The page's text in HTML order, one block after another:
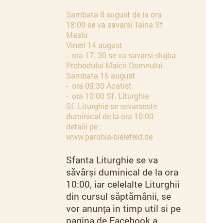
Sambata 8 sugust de la ora
18:00 se va savarsi Taina Sf
Maslu
Vineri 14 august
- ora 17: 30 se va savarsi slujba
Prohodului Maicii Domnului.
Sambata 15 august
- ora 09:30 Acatist
- ora 10:00 Sf. Liturghie
Sf. Liturghie se sevarseste
duminical de la ora 10:00
detalii pe :
www.parohia-bielefeld.de
Sfanta Liturghie se va
săvârși duminical de la ora
10:00, iar celelalte Liturghii
din cursul săptămânii, se
vor anunța in timp util si pe
pagina de Facebook a